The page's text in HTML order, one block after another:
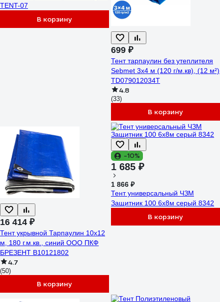
TENT-07
В корзину
699 ₽
Тент тарпаулин без утеплителя
Sebmet 3x4 м (120 г/м.кв), (12 м²)
TD079012034Т
4.8
(33)
В корзину
16 414 ₽
Тент укрывной Тарпаулин 10х12
м, 180 г.м.кв., синий ООО ПКФ
БРЕЗЕНТ В10121802
4.7
(50)
В корзину
-10%
1 685 ₽
1 866 ₽
Тент универсальный ЧЗМ
Защитник 100 6х8м серый 8342
В корзину